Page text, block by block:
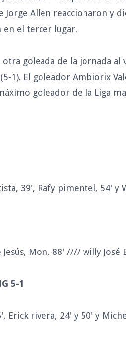
Jorge Allen reaccionaron y
en el tercer lugar.
goleada de la jornada al
1). El goleador Ambiorix
goleador de la Liga
39', Rafy pimentel, 54' y
Jesús, Mon, 88' //// willy José
5-1
Erick rivera, 24' y 50' y